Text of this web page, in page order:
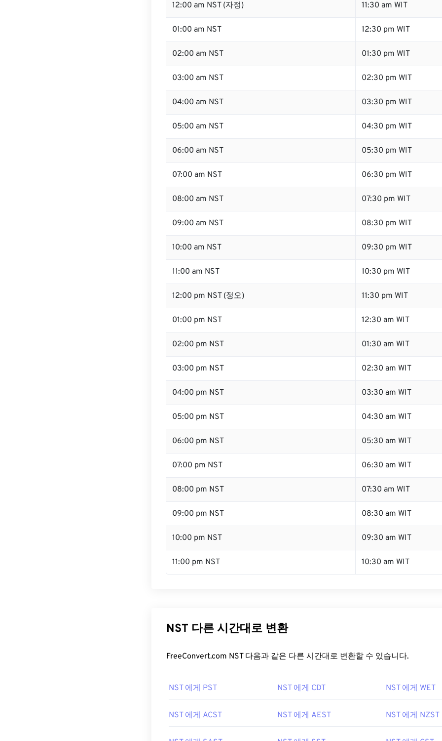
12:00 am NST (자정) 11:30 am WIT
01:00 am NST 12:30 pm WIT
02:00 am NST 01:30 pm WIT
03:00 am NST 02:30 pm WIT
04:00 am NST 03:30 pm WIT
05:00 am NST 04:30 pm WIT
06:00 am NST 05:30 pm WIT
07:00 am NST 06:30 pm WIT
08:00 am NST 07:30 pm WIT
09:00 am NST 08:30 pm WIT
10:00 am NST 09:30 pm WIT
11:00 am NST 10:30 pm WIT
12:00 pm NST (정오) 11:30 pm WIT
01:00 pm NST 12:30 am WIT
02:00 pm NST 01:30 am WIT
03:00 pm NST 02:30 am WIT
04:00 pm NST 03:30 am WIT
05:00 pm NST 04:30 am WIT
06:00 pm NST 05:30 am WIT
07:00 pm NST 06:30 am WIT
08:00 pm NST 07:30 am WIT
09:00 pm NST 08:30 am WIT
10:00 pm NST 09:30 am WIT
11:00 pm NST 10:30 am WIT
NST 다른 시간대로 변환
FreeConvert.com NST 다음과 같은 다른 시간대로 변환할 수 있습니다.
NST 에게 PST NST 에게 CDT NST 에게 WET
NST 에게 ACST NST 에게 AEST NST 에게 NZST